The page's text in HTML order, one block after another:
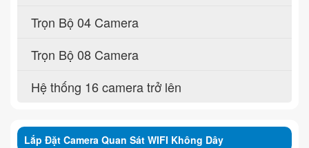
Trọn Bộ 04 Camera
Trọn Bộ 08 Camera
Hệ thống 16 camera trở lên
Lắp Đặt Camera Quan Sát WIFI Không Dây